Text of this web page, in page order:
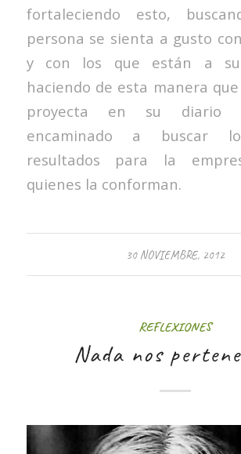
fortaleciendo esto,
persona se sienta a gusto
y con los que están a su
haciendo de esta manera
proyecta en su diario
encaminado a buscar
resultados para la
quienes la conforman.
30 NOVIEMBRE, 2012
REFLEXIONES
Nada nos